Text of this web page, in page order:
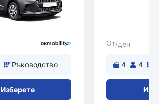
Ръководство
Изберете
От/ден
4 4